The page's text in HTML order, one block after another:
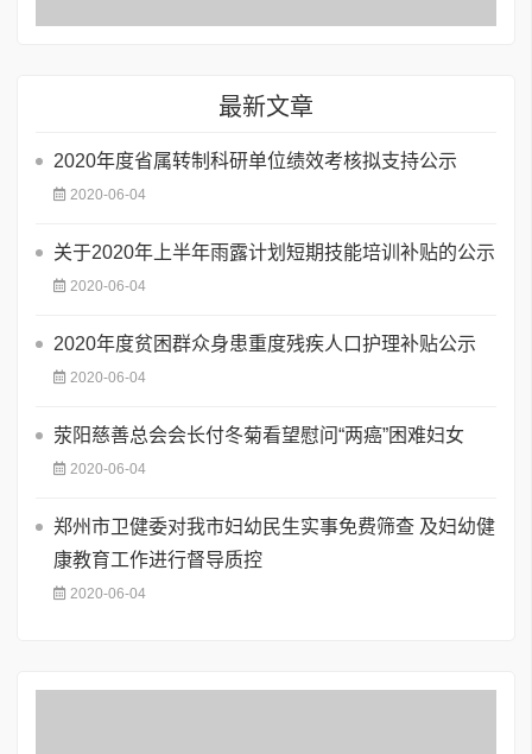
最新文章
2020年度省属转制科研单位绩效考核拟支持公示
2020-06-04
关于2020年上半年雨露计划短期技能培训补贴的公示
2020-06-04
2020年度贫困群众身患重度残疾人口护理补贴公示
2020-06-04
荥阳慈善总会会长付冬菊看望慰问“两癌”困难妇女
2020-06-04
郑州市卫健委对我市妇幼民生实事免费筛查 及妇幼健
康教育工作进行督导质控
2020-06-04